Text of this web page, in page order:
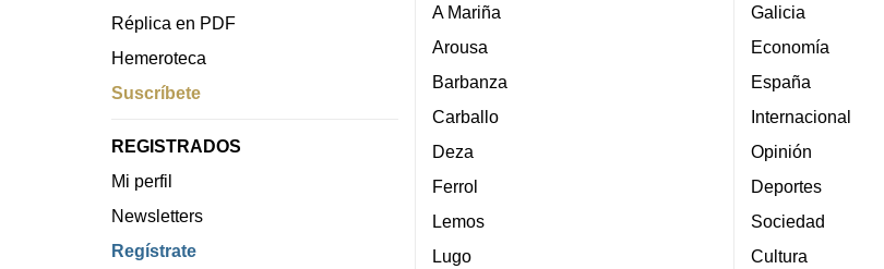
Réplica en PDF
Hemeroteca
Suscríbete
REGISTRADOS
Mi perfil
Newsletters
Regístrate
A Mariña
Arousa
Barbanza
Carballo
Deza
Ferrol
Lemos
Lugo
Galicia
Economía
España
Internacional
Opinión
Deportes
Sociedad
Cultura